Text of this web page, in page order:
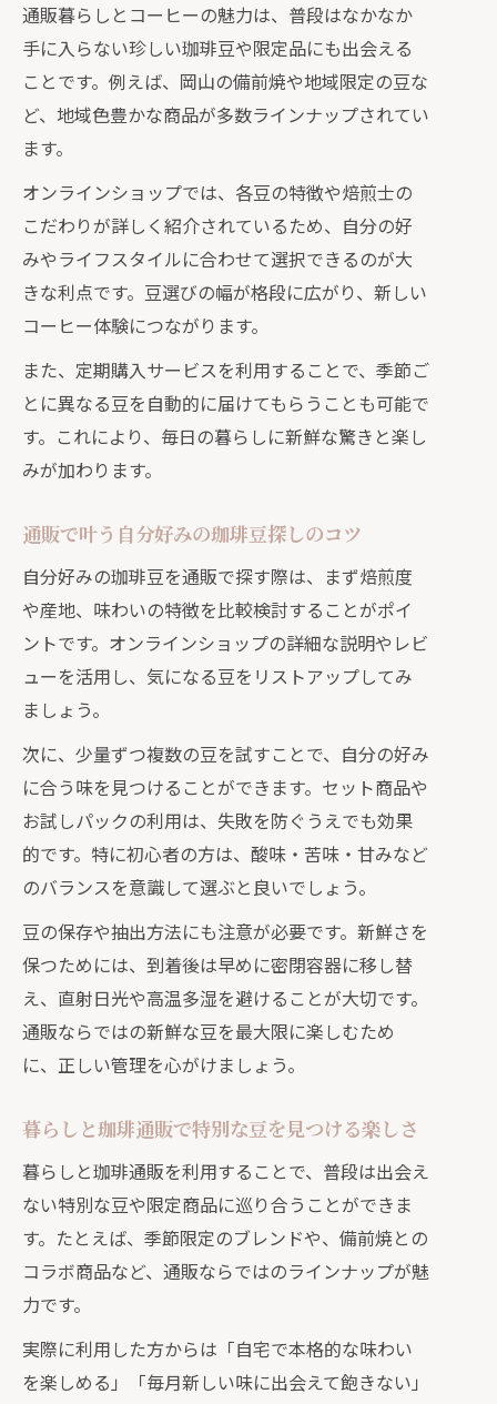
通販暮らしとコーヒーの魅力は、普段はなかなか
手に入らない珍しい珈琲豆や限定品にも出会える
ことです。例えば、岡山の備前焼や地域限定の豆な
ど、地域色豊かな商品が多数ラインナップされてい
ます。
オンラインショップでは、各豆の特徴や焙煎士の
こだわりが詳しく紹介されているため、自分の好
みやライフスタイルに合わせて選択できるのが大
きな利点です。豆選びの幅が格段に広がり、新しい
コーヒー体験につながります。
また、定期購入サービスを利用することで、季節ご
とに異なる豆を自動的に届けてもらうことも可能で
す。これにより、毎日の暮らしに新鮮な驚きと楽し
みが加わります。
通販で叶う自分好みの珈琲豆探しのコツ
自分好みの珈琲豆を通販で探す際は、まず焙煎度
や産地、味わいの特徴を比較検討することがポイ
ントです。オンラインショップの詳細な説明やレビ
ューを活用し、気になる豆をリストアップしてみ
ましょう。
次に、少量ずつ複数の豆を試すことで、自分の好み
に合う味を見つけることができます。セット商品や
お試しパックの利用は、失敗を防ぐうえでも効果
的です。特に初心者の方は、酸味・苦味・甘みなど
のバランスを意識して選ぶと良いでしょう。
豆の保存や抽出方法にも注意が必要です。新鮮さを
保つためには、到着後は早めに密閉容器に移し替
え、直射日光や高温多湿を避けることが大切です。
通販ならではの新鮮な豆を最大限に楽しむため
に、正しい管理を心がけましょう。
暮らしと珈琲通販で特別な豆を見つける楽しさ
暮らしと珈琲通販を利用することで、普段は出会え
ない特別な豆や限定商品に巡り合うことができま
す。たとえば、季節限定のブレンドや、備前焼との
コラボ商品など、通販ならではのラインナップが魅
力です。
実際に利用した方からは「自宅で本格的な味わい
を楽しめる」「毎月新しい味に出会えて飽きない」